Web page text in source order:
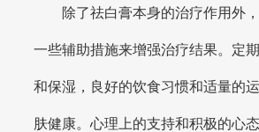
除了祛白膏本身的治疗作用外，
一些辅助措施来增强治疗结果。定
和保湿，良好的饮食习惯和适量的
肤健康。心理上的支持和积极的心